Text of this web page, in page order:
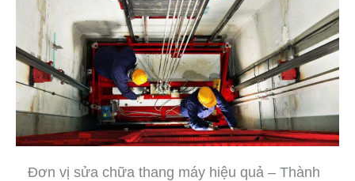
Đơn vị sửa chữa thang máy hiệu quả – Thành